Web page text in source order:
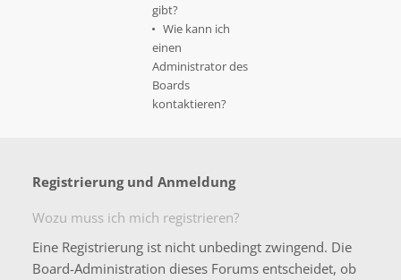
gibt?
Wie kann ich
einen
Administrator des
Boards
kontaktieren?
Registrierung und Anmeldung
Wozu muss ich mich registrieren?
Eine Registrierung ist nicht unbedingt zwingend. Die
Board-Administration dieses Forums entscheidet, ob